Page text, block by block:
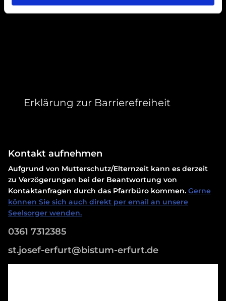
Erklärung zur Barrierefreiheit
Kontakt aufnehmen
Aufgrund von Mutterschutz/Elternzeit kann es derzeit
zu Verzögerungen bei der Beantwortung von
Kontaktanfragen durch das Pfarrbüro kommen. Gerne
können Sie sich auch direkt per email an unsere
Seelsorger wenden.
0361 7312385
st.josef-erfurt@bistum-erfurt.de